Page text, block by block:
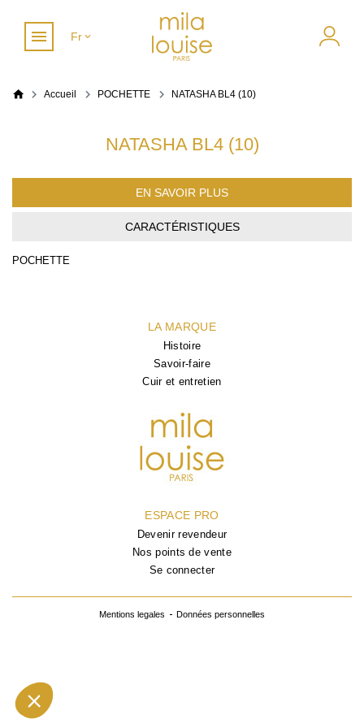
Fr
Accueil POCHETTE NATASHA BL4 (10)
NATASHA BL4 (10)
EN SAVOIR PLUS
CARACTÉRISTIQUES
POCHETTE
LA MARQUE
Histoire
Savoir-faire
Cuir et entretien
ESPACE PRO
Devenir revendeur
Nos points de vente
Se connecter
Mentions legales Données personnelles